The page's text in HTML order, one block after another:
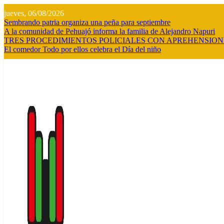
al
contenido
jueves, 06/08/2026
Sembrando patria organiza una peña para septiembre
A la comunidad de Pehuajó informa la familia de Alejandro Napuri
TRES PROCEDIMIENTOS POLICIALES CON
El comedor Todo por ellos celebra el Día del niño